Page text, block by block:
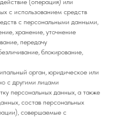
(операция) или
с использованием средств
с персональными данными,
хранение, уточнение
передачу
блокирование,
орган, юридическое или
с другими лицами
персональных данных, а также
состав персональных
совершаемые с